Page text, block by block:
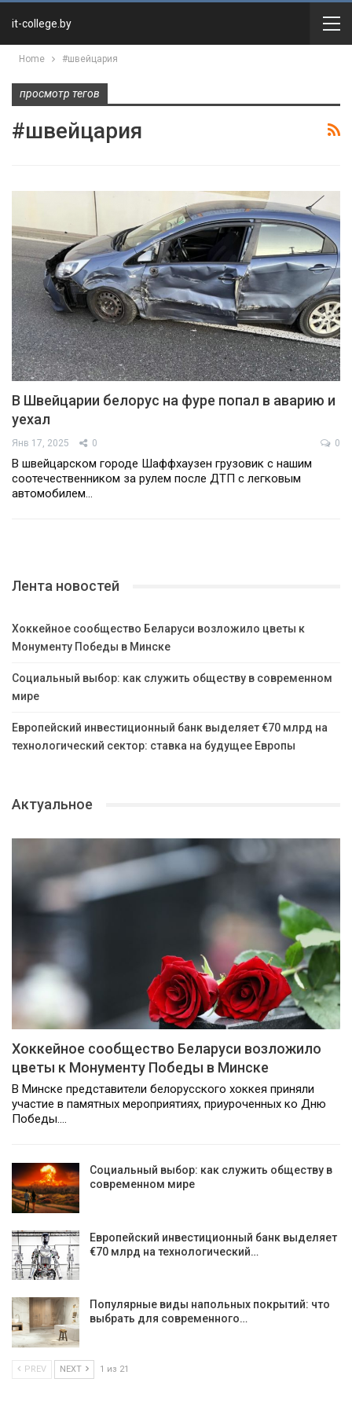
it-college.by
Home #швейцария
просмотр тегов
#швейцария
В Швейцарии белорус на фуре попал в аварию и
уехал
Янв 17, 2025 0 0
В швейцарском городе Шаффхаузен грузовик с нашим
соотечественником за рулем после ДТП с легковым
автомобилем…
Лента новостей
Хоккейное сообщество Беларуси возложило цветы к
Монументу Победы в Минске
Социальный выбор: как служить обществу в современном
мире
Европейский инвестиционный банк выделяет €70 млрд на
технологический сектор: ставка на будущее Европы
Актуальное
Хоккейное сообщество Беларуси возложило
цветы к Монументу Победы в Минске
В Минске представители белорусского хоккея приняли
участие в памятных мероприятиях, приуроченных ко Дню
Победы.…
Социальный выбор: как служить обществу в
современном мире
Европейский инвестиционный банк выделяет
€70 млрд на технологический…
Популярные виды напольных покрытий: что
выбрать для современного…
PREV NEXT 1 из 21